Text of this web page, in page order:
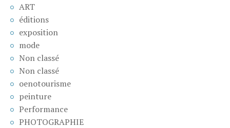
ART
éditions
exposition
mode
Non classé
Non classé
oenotourisme
peinture
Performance
PHOTOGRAPHIE